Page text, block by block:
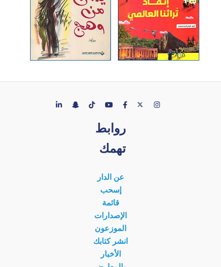
روابط
تهمك
عن الدار
إسحب
قائمة
الإصدارات
الموزعون
انشر كتابك
الأخبار